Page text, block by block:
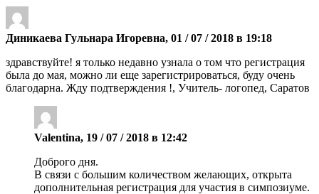
Диникаева Гульнара Игоревна, 01 / 07 / 2018 в 19:18
здравствуйте! я только недавно узнала о том что регистрация
была до мая, можно ли еще зарегистрироваться, буду очень
благодарна. Жду подтверждения !, Учитель- логопед, Саратов
Valentina, 19 / 07 / 2018 в 12:42
Доброго дня.
В связи с большим количеством желающих, открыта
дополнительная регистрация для участия в симпозиуме.